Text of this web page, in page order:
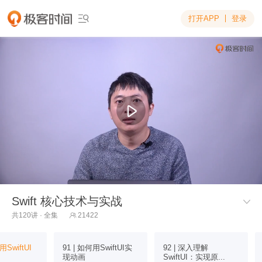
 打开APP 登录
Swift 核心技术与实战 
共120讲 · 全集  21422
SwiftUI
91 | 如何用SwiftUI实
现动画
92 | 深入理解
SwiftUI：实现原...